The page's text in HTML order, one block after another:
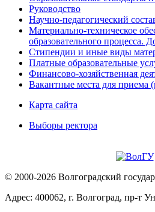
Руководство
Научно-педагогический
Материально-техническое
образовательного процесса.
Стипендии и иные виды
Платные образовательные
Финансово-хозяйственная
Вакантные места для приема
Карта сайта
Выборы ректора
© 2000-2026 Волгоградский
Адрес: 400062, г. Волгоград, пр-т